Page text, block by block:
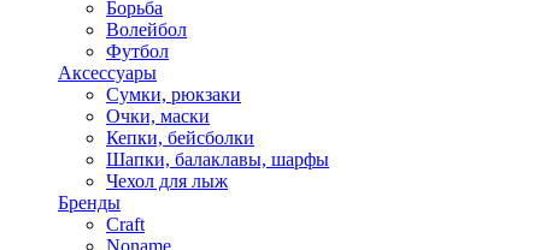
Борьба
Волейбол
Футбол
Аксессуары
Сумки, рюкзаки
Очки, маски
Кепки, бейсболки
Шапки, балаклавы, шарфы
Чехол для лыж
Бренды
Craft
Noname